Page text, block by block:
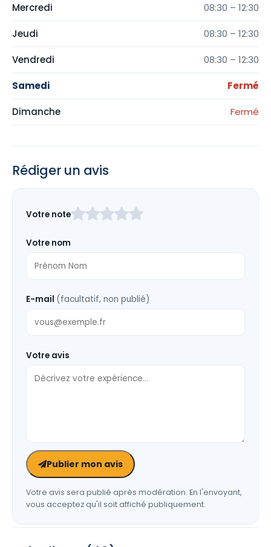
Mercredi 08:30 – 12:30
Jeudi 08:30 – 12:30
Vendredi 08:30 – 12:30
Samedi Fermé
Dimanche Fermé
Rédiger un avis
ce
vide
Votre note
Votre nom
E-mail (facultatif, non publié)
Votre avis
Publier mon avis
Votre avis sera publié après modération. En l'envoyant,
vous acceptez qu'il soit affiché publiquement.